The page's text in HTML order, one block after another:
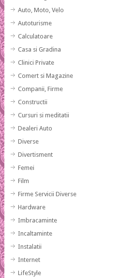
Auto, Moto, Velo
Autoturisme
Calculatoare
Casa si Gradina
Clinici Private
Comert si Magazine
Companii, Firme
Constructii
Cursuri si meditatii
Dealeri Auto
Diverse
Divertisment
Femei
Film
Firme Servicii Diverse
Hardware
Imbracaminte
Incaltaminte
Instalatii
Internet
LifeStyle